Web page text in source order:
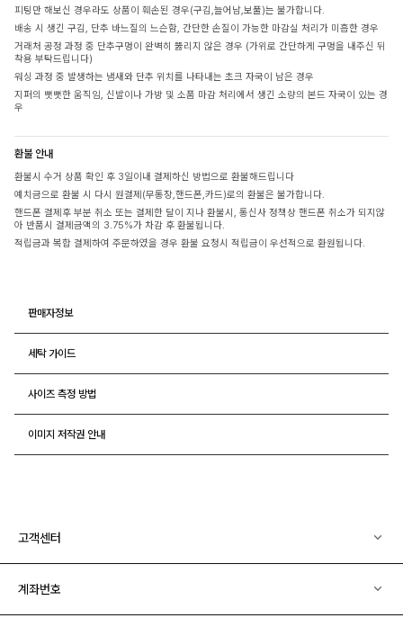
피팅만 해보신 경우라도 상품이 훼손된 경우(구김,늘어남,보풀)는 불가합니다.
배송 시 생긴 구김, 단추 바느질의 느슨함, 간단한 손질이 가능한 마감실 처리가 미흡한 경우
거래처 공정 과정 중 단추구멍이 완벽히 뚫리지 않은 경우 (가위로 간단하게 구멍을 내주신 뒤
착용 부탁드립니다)
워싱 과정 중 발생하는 냄새와 단추 위치를 나타내는 초크 자국이 남은 경우
지퍼의 뻣뻣한 움직임, 신발이나 가방 및 소품 마감 처리에서 생긴 소량의 본드 자국이 있는 경
우
환불 안내
환불시 수거 상품 확인 후 3일이내 결제하신 방법으로 환불해드립니다
예치금으로 환불 시 다시 원결제(무통장,핸드폰,카드)로의 환불은 불가합니다.
핸드폰 결제후 부분 취소 또는 결제한 달이 지나 환불시, 통신사 정책상 핸드폰 취소가 되지않
아 반품시 결제금액의 3.75%가 차감 후 환불됩니다.
적립금과 복합 결제하여 주문하였을 경우 환불 요청시 적립금이 우선적으로 환원됩니다.
판매자정보
세탁 가이드
사이즈 측정 방법
이미지 저작권 안내
고객센터
계좌번호